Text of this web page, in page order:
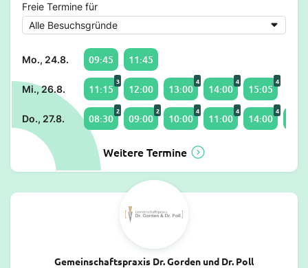
Freie Termine für
Mo., 24.8. 09:45 11:45
Mi., 26.8. 11:15
3
12:00 13:00
4
14:00
4
15:05
4
Do., 27.8. 08:30
2
09:00
2
10:00
4
11:00
4
14:00
4
Weitere Termine
Gemeinschaftspraxis Dr. Gorden und Dr. Poll